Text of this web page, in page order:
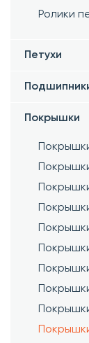
Ролики
Петухи
Покрышки